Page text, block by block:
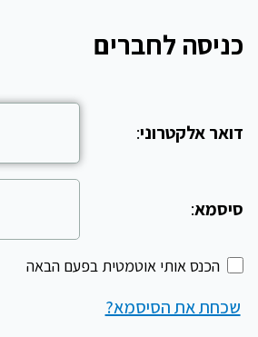
כניסה לחברים
דואר אלקטרוני:
סיסמא:
הכנס אותי אוטמטית בפעם הבאה
שכחת את הסיסמא?